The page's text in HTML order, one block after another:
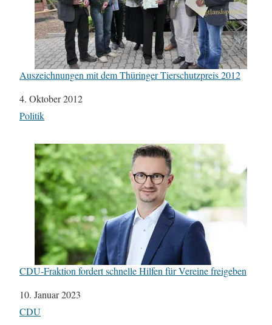
Auszeichnungen mit dem Thüringer Tierschutzpreis 2012
Datum
4. Oktober 2012
In Bezug auf
Politik
CDU-Fraktion fordert schnelle Hilfen für Vereine freigeben
Datum
10. Januar 2023
In Bezug auf
CDU